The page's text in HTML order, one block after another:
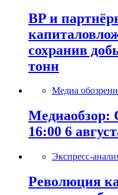
BP и
сохранив
тонн
Медиа
Медиаобзор:
16:00 6
Экспресс-
Революция